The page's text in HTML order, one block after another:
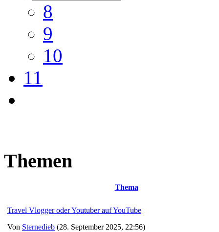
8
9
10
11
Themen
Thema
Travel Vlogger oder Youtuber auf YouTube
Von Sternedieb (28. September 2025, 22:56)